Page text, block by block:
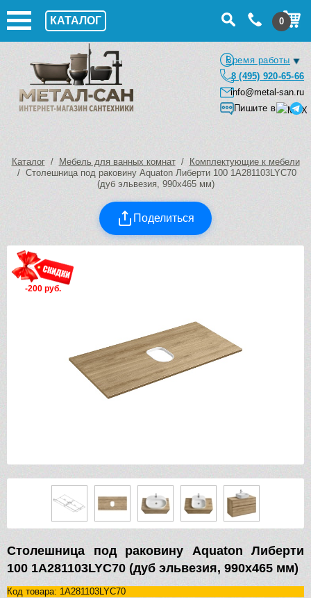
КАТАЛОГ 0
Время работы
8 (495) 920-65-66
info@metal-san.ru
Пишите в
Каталог/ Мебель для ванных комнат/
Комплектующие к мебели
/ Столешница под раковину Aquaton Либерти 100 1A281103LYC70
(дуб эльвезия, 990х465 мм)
Поделиться
-200 руб.
Столешница под раковину Aquaton Либерти
100 1A281103LYC70 (дуб эльвезия, 990х465 мм)
Код товара: 1A281103LYC70